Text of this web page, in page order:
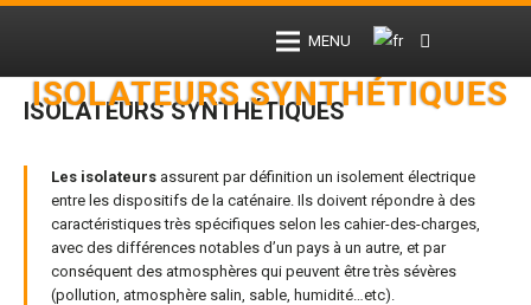
MENU
ISOLATEURS SYNTHÉTIQUES
ISOLATEURS SYNTHÉTIQUES
Les isolateursassurent par définition un isolement électrique
entre les dispositifs de la caténaire. Ils doivent répondre à des
caractéristiques très spécifiques selon les cahier-des-charges,
avec des différences notables d’un pays à un autre, et par
conséquent des atmosphères qui peuvent être très sévères
(pollution, atmosphère salin, sable, humidité…etc).